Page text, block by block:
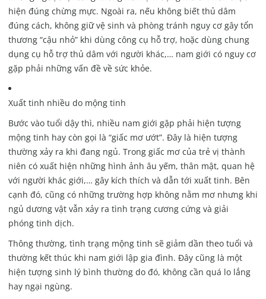
hiện đúng chừng mực. Ngoài ra, nếu không biết thủ dâm
đúng cách, không giữ vệ sinh và phòng tránh nguy cơ gây tổn
thương “cậu nhỏ” khi dùng công cụ hỗ trợ, hoặc dùng chung
dụng cụ hỗ trợ thủ dâm với người khác,… nam giới có nguy cơ
gặp phải những vấn đề về sức khỏe.
Xuất tinh nhiều do mộng tinh
Bước vào tuổi dậy thì, nhiều nam giới gặp phải hiện tượng
mộng tinh hay còn gọi là “giấc mơ ướt”. Đây là hiện tượng
thường xảy ra khi đang ngủ. Trong giấc mơ của trẻ vị thành
niên có xuất hiện những hình ảnh âu yếm, thân mật, quan hệ
với người khác giới,… gây kích thích và dẫn tới xuất tinh. Bên
cạnh đó, cũng có những trường hợp không nằm mơ nhưng khi
ngủ dương vật vẫn xảy ra tình trạng cương cứng và giải
phóng tinh dịch.
Thông thường, tình trạng mộng tinh sẽ giảm dần theo tuổi và
thường kết thúc khi nam giới lập gia đình. Đây cũng là một
hiện tượng sinh lý bình thường do đó, không cần quá lo lắng
hay ngại ngùng.